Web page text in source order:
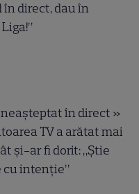
în direct, dau în
în direct »
TV a arătat mai
și-ar fi dorit: „Știe
cu intenție”